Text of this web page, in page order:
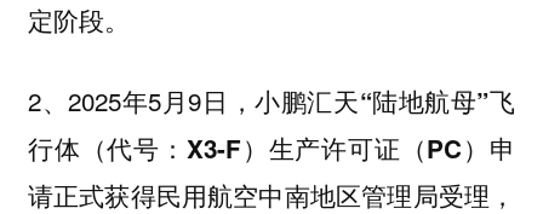
定阶段。
2、2025年5月9日，小鹏汇天“陆地航母”飞
行体（代号：X3-F）生产许可证（PC）申
请正式获得民用航空中南地区管理局受理 ，